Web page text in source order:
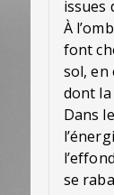
issues
À
font
sol, en
dont
Dans
se